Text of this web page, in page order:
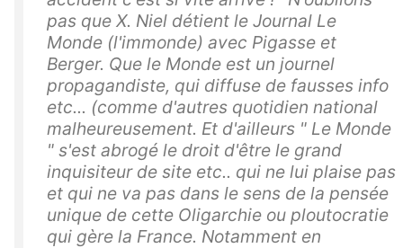
pas que X. Niel détient le Journal Le
Monde (l'immonde) avec Pigasse et
Berger. Que le Monde est un journel
propagandiste, qui diffuse de fausses info
etc... (comme d'autres quotidien national
malheureusement. Et d'ailleurs " Le Monde
" s'est abrogé le droit d'être le grand
inquisiteur de site etc.. qui ne lui plaise pas
et qui ne va pas dans le sens de la pensée
unique de cette Oligarchie ou ploutocratie
qui gère la France. Notamment en